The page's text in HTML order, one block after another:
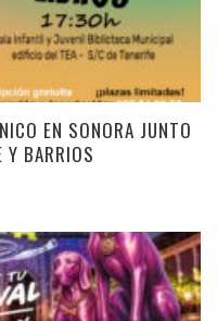
EN SONORA JUNTO
Y BARRIOS